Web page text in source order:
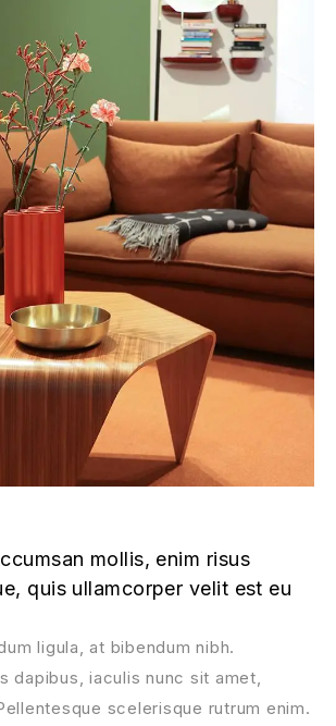
mollis, enim risus
quis ullamcorper velit est eu
ligula, at bibendum nibh.
dapibus, iaculis nunc sit amet,
scelerisque rutrum enim.